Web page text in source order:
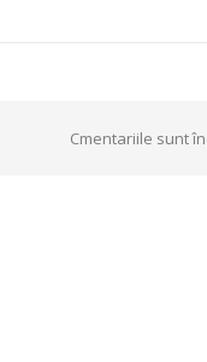
Cmentariile sunt